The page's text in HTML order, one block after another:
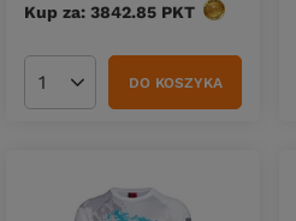
Kup za: 3842.85 PKT punktów
Ilość produktówDO KOSZYKA